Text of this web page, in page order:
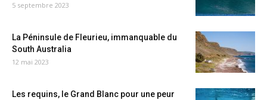
5 septembre 2023
La Péninsule de Fleurieu, immanquable du
South Australia
12 mai 2023
Les requins, le Grand Blanc pour une peur